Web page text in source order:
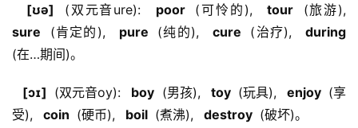
  [ʊə]
(双元音ure):
  poor
(可怜的),
  tour
sure
(肯定的),
  pure
(纯的),
  cure
(治疗),
(在…期间)。
  [ɔɪ]
(双元音oy):
  boy
(男孩),
  toy
(玩具),
  enjoy
(享
受),
  coin
(硬币),
  boil
(煮沸),
  destroy
(破坏)。